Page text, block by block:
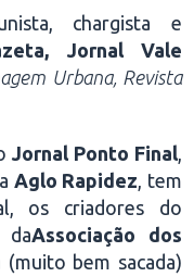
chargista e
Jornal Vale
Urbana, Revista
Jornal Ponto Final,
Aglo Rapidez, tem
os criadores do
daAssociação dos
(muito bem sacada)